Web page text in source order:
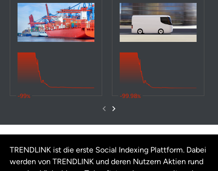
-99% -99.98%
TRENDLINK ist die erste Social Indexing Plattform. Dabei
werden von TRENDLINK und deren Nutzern Aktien rund